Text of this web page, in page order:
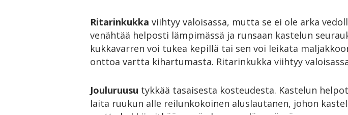
Ritarinkukka viihtyy valoisassa, mutta se ei ole arka
venähtää helposti lämpimässä ja runsaan kastelun
kukkavarren voi tukea kepillä tai sen voi leikata
onttoa vartta kihartumasta. Ritarinkukka viihtyy
Jouluruusu tykkää tasaisesta kosteudesta. Kastelun
laita ruukun alle reilunkokoinen aluslautanen, johon